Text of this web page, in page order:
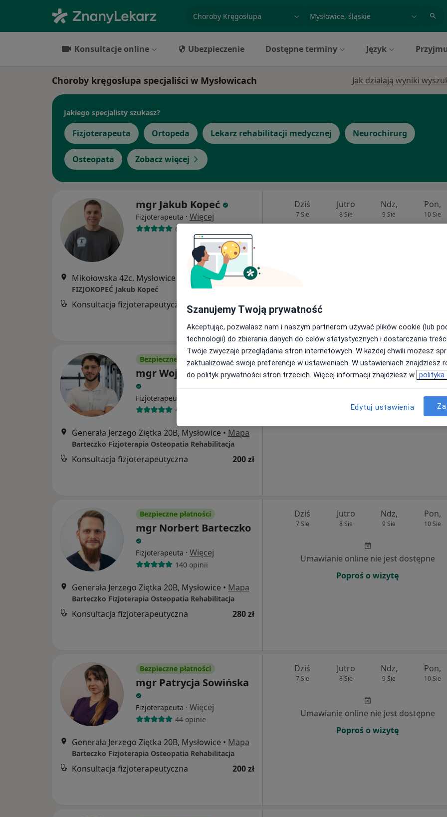
miasto lub dzielnica
Konsultacje online Ubezpieczenie Dostępne terminy Język
Choroby kręgosłupa specjaliści w Mysłowicach Jak działają wyniki
Jakiego specjalisty szukasz?
Fizjoterapeuta Ortopeda Lekarz rehabilitacji medycznej Neurochirurg
Osteopata Zobacz więcej
mgr Jakub Kopeć
Fizjoterapeuta · Więcej
65 opinii
Mikołowska 42c, Mysłowice Mapa
FIZJOKOPEĆ Jakub Kopeć
Konsultacja fizjoterapeutyczna 180 zł
Dziś
7 Sie
Jutro
8 Sie
Ndz,
9 Sie
Pon,
10 Sie
Bezpieczne płatności
mgr Wojciech Machnik
Fizjoterapeuta
41 opinii
Generała Jerzego Ziętka 20B, Mysłowice • Mapa
Barteczko Fizjoterapia Osteopatia Rehabilitacja
Konsultacja fizjoterapeutyczna 200 zł
Dziś Jutro Ndz, Pon,
10 Sie
Umawianie online nie jest dostępne
Bezpieczne płatności
mgr Norbert Barteczko
Fizjoterapeuta · Więcej
140 opinii
Generała Jerzego Ziętka 20B, Mysłowice • Mapa
Barteczko Fizjoterapia Osteopatia Rehabilitacja
Konsultacja fizjoterapeutyczna 280 zł
Dziś
7 Sie
Jutro
8 Sie
Ndz,
9 Sie
Pon,
10 Sie
Umawianie online nie jest dostępne
Poproś o wizytę
Bezpieczne płatności
mgr Patrycja Sowińska
Fizjoterapeuta · Więcej
44 opinie
Generała Jerzego Ziętka 20B, Mysłowice • Mapa
Barteczko Fizjoterapia Osteopatia Rehabilitacja
Konsultacja fizjoterapeutyczna 200 zł
Dziś
7 Sie
Jutro
8 Sie
Ndz,
9 Sie
Pon,
10 Sie
Umawianie online nie jest dostępne
Poproś o wizytę
Szanujemy Twoją prywatność
Akceptując, pozwalasz nam i naszym partnerom używać plików cookie (lub
technologii) do zbierania danych do celów statystycznych i dostarczania
Twoje zwyczaje przeglądania stron internetowych. W każdej chwili możesz
zaktualizować swoje preferencje w ustawieniach. W ustawieniach znajdziesz
do polityk prywatności stron trzecich. Więcej informacji znajdziesz w polityka
Edytuj ustawienia